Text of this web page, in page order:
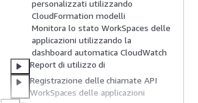
personalizzati utilizzando
CloudFormation modelli
Monitora lo stato WorkSpaces delle
applicazioni utilizzando la
dashboard automatica CloudWatch
Report di utilizzo di
Registrazione delle chiamate API
WorkSpaces delle applicazioni